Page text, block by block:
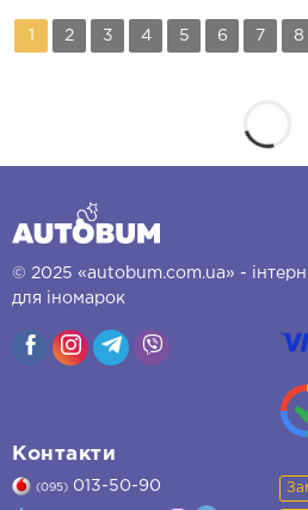
1 2 3 4 5 6 7 8
© 2025 «autobum.com.ua» -
для іномарок
Контакти
(095) 013-50-90